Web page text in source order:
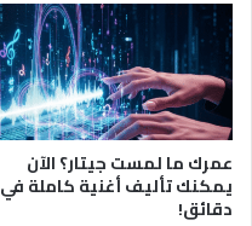
عمرك ما لمست جيتار؟ الآن
يمكنك تأليف أغنية كاملة في
دقائق!